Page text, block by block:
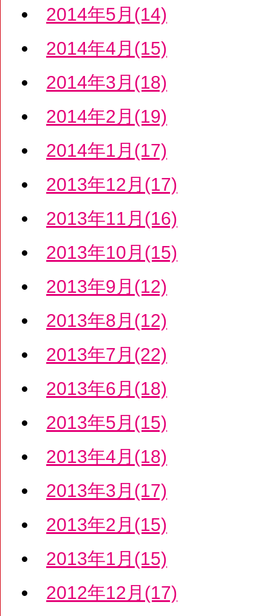
2014年5月(14)
2014年4月(15)
2014年3月(18)
2014年2月(19)
2014年1月(17)
2013年12月(17)
2013年11月(16)
2013年10月(15)
2013年9月(12)
2013年8月(12)
2013年7月(22)
2013年6月(18)
2013年5月(15)
2013年4月(18)
2013年3月(17)
2013年2月(15)
2013年1月(15)
2012年12月(17)